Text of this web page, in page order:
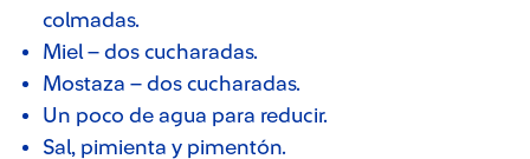
colmadas.
Miel – dos cucharadas.
Mostaza – dos cucharadas.
Un poco de agua para reducir.
Sal, pimienta y pimentón.